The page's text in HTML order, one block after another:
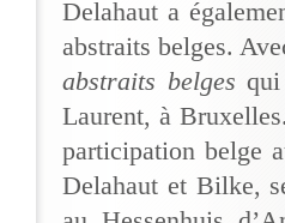
Delahaut a
abstraits belges.
abstraits belges
Laurent, à
participation belge
Delahaut et Bilke,